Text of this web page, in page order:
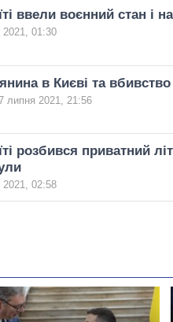
ввели воєнний стан і
2021, 01:30
в Києві та
липня 2021, 21:56
розбився приватний
2021, 02:58